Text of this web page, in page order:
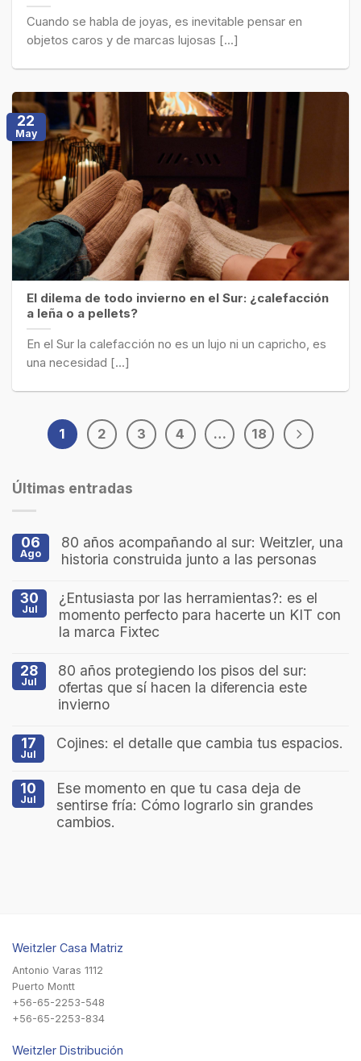
Cuando se habla de joyas, es inevitable pensar en
objetos caros y de marcas lujosas [...]
El dilema de todo invierno en el Sur: ¿calefacción
a leña o a pellets?
En el Sur la calefacción no es un lujo ni un capricho, es
una necesidad [...]
22
May
1 2 3 4 … 18
Últimas entradas
06
Ago
80 años acompañando al sur: Weitzler, una
historia construida junto a las personas
30
Jul
¿Entusiasta por las herramientas?: es el
momento perfecto para hacerte un KIT con
la marca Fixtec
28
Jul
80 años protegiendo los pisos del sur:
ofertas que sí hacen la diferencia este
invierno
17
Jul
Cojines: el detalle que cambia tus espacios.
10
Jul
Ese momento en que tu casa deja de
sentirse fría: Cómo lograrlo sin grandes
cambios.
Weitzler Casa Matriz
Antonio Varas 1112
Puerto Montt
+56-65-2253-548
+56-65-2253-834
Weitzler Distribución